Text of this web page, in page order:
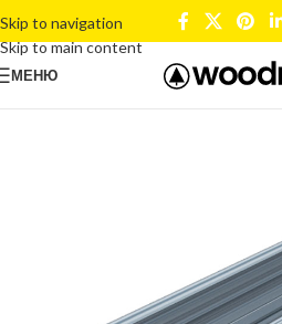
Skip to navigation
Skip to main content
МЕНЮ